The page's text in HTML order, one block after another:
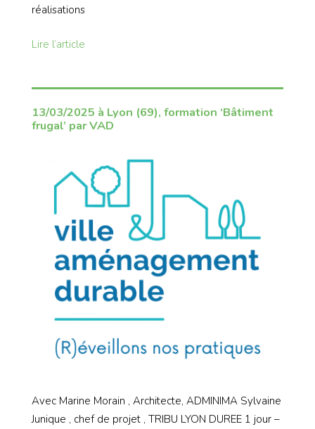
réalisations
Lire l’article
13/03/2025 à Lyon (69), formation ‘Bâtiment
frugal’ par VAD
Avec Marine Morain , Architecte, ADMINIMA Sylvaine
Junique , chef de projet , TRIBU LYON DUREE 1 jour –